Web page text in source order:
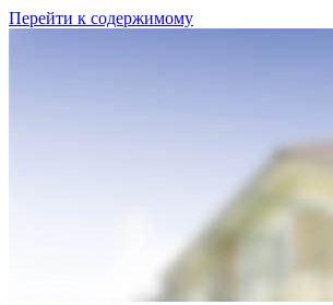
Перейти к содержимому